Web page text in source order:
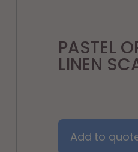
PASTEL
LINEN
Add to